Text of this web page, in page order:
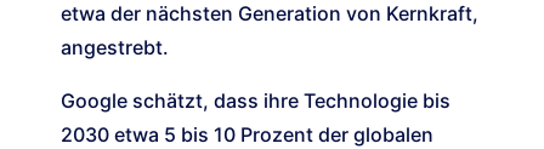
etwa der nächsten Generation von Kernkraft,
angestrebt.
Google schätzt, dass ihre Technologie bis
2030 etwa 5 bis 10 Prozent der globalen